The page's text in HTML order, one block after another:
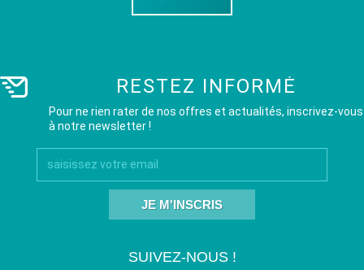
RESTEZ INFORMÉ
Pour ne rien rater de nos offres et actualités, inscrivez-vous
à notre newsletter !
JE M'INSCRIS
SUIVEZ-NOUS !